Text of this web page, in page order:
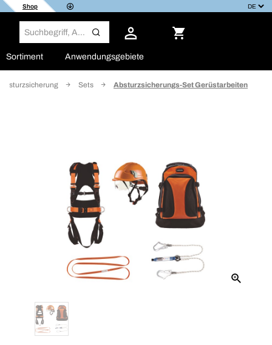
Shop
Sortiment Anwendungsgebiete
Absturzsicherung Sets Absturzsicherungs-Set Gerüstarbeiten